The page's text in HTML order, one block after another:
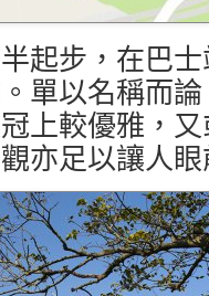
起步，在巴
單以名稱而
上較優雅，
亦足以讓人